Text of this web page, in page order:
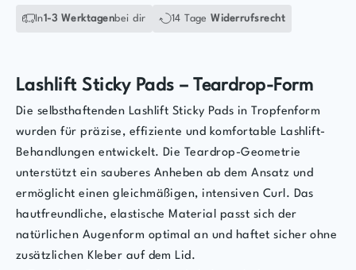
In1-3 Werktagenbei dir 14 TageWiderrufsrecht
Lashlift Sticky Pads – Teardrop-Form
Die selbsthaftenden Lashlift Sticky Pads in Tropfenform
wurden für präzise, effiziente und komfortable Lashlift-
Behandlungen entwickelt. Die Teardrop-Geometrie
unterstützt ein sauberes Anheben ab dem Ansatz und
ermöglicht einen gleichmäßigen, intensiven Curl. Das
hautfreundliche, elastische Material passt sich der
natürlichen Augenform optimal an und haftet sicher ohne
zusätzlichen Kleber auf dem Lid.